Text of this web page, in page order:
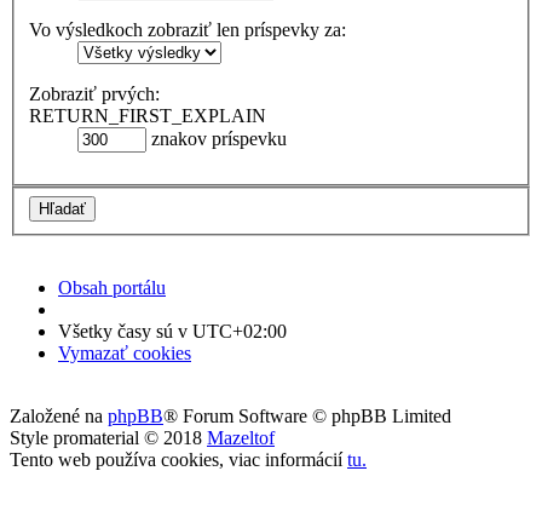
Vo výsledkoch zobraziť len príspevky za:
Zobraziť prvých:
RETURN_FIRST_EXPLAIN
znakov príspevku
Obsah portálu
Všetky časy sú v UTC+02:00
Vymazať cookies
Založené na phpBB® Forum Software © phpBB Limited
Style promaterial © 2018 Mazeltof
Tento web používa cookies, viac informáciítu.